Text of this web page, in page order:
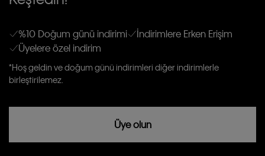
gönderileceğinin ve güncel ürün, kampanyalarla alakalı her türlü iletişim yoluyla;
Erkek
Kişiye özel ticari elektronik iletilerini almak için Açık Onay
veriyorum.
Aydınlatma Metni’niokuduğumu kabul ediyorum.
Calvin Klein tarafından kişisel verilerimin yurtdışına aktarılmasına açık
rızam vardır
%10 Doğum günü indirimi
İndirimlere Erken Erişim
Üyelere özel indirim
*Hoş geldin ve doğum günü indirimleri diğer indirimlerle
birleştirilemez.
Üye olun